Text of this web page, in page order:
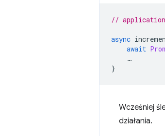
//
async
await
…
}
Wcześniej
działania.